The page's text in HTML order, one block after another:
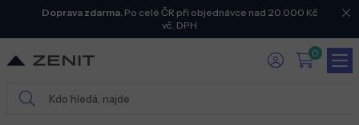
Doprava zdarma.Po celé ČR při objednávce nad 20 000 Kč
vč. DPH
0